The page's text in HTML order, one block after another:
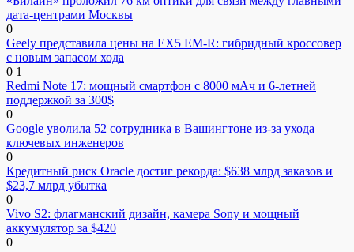
дата-центрами Москвы
0
Geely представила цены на EX5 EM-R: гибридный кроссовер
с новым запасом хода
0 1
Redmi Note 17: мощный смартфон с 8000 мАч и 6-летней
поддержкой за 300$
0
Google уволила 52 сотрудника в Вашингтоне из-за ухода
ключевых инженеров
0
Кредитный риск Oracle достиг рекорда: $638 млрд заказов и
$23,7 млрд убытка
0
Vivo S2: флагманский дизайн, камера Sony и мощный
аккумулятор за $420
0